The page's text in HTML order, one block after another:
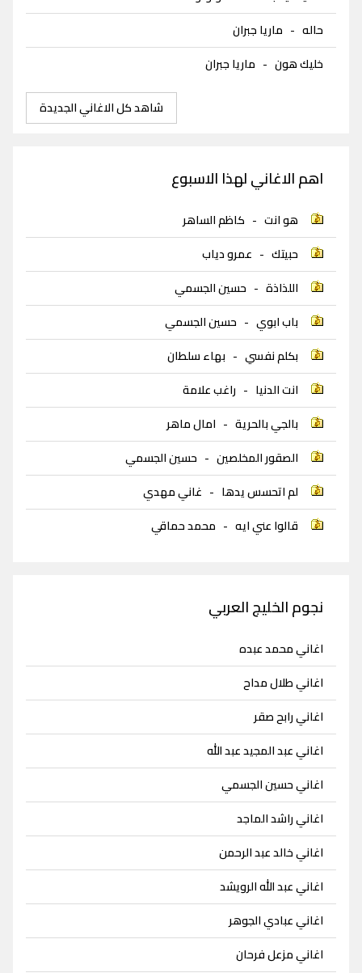
حاله - ماريا جبران
خليك هون - ماريا جبران
شاهد كل الاغاني الجديدة
اهم الاغاني لهذا الاسبوع
هو انت - كاظم الساهر
حبيتك - عمرو دياب
اللذاذة - حسين الجسمي
باب ابوي - حسين الجسمي
بكلم نفسي - بهاء سلطان
انت الدنيا - راغب علامة
بالجي بالحرية - امال ماهر
الصقور المخلصين - حسين الجسمي
لم اتحسس يدها - غاني مهدي
قالوا عني ايه - محمد حماقي
نجوم الخليج العربي
اغاني محمد عبده
اغاني طلال مداح
اغاني رابح صقر
اغاني عبد المجيد عبد الله
اغاني حسين الجسمي
اغاني راشد الماجد
اغاني خالد عبد الرحمن
اغاني عبد الله الرويشد
اغاني عبادي الجوهر
اغاني مزعل فرحان